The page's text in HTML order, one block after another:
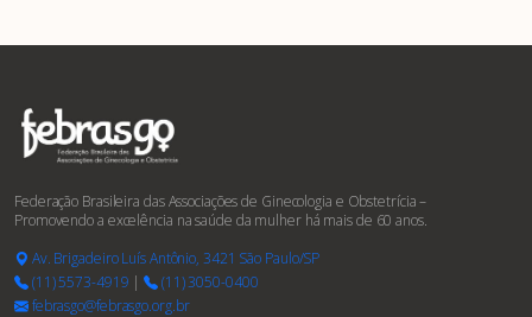
Federação Brasileira das Associações de Ginecologia e Obstetrícia –
Promovendo a excelência na saúde da mulher há mais de 60 anos.
Av. Brigadeiro Luís Antônio, 3421 São Paulo/SP
(11) 5573-4919 |
(11) 3050-0400
febrasgo@febrasgo.org.br